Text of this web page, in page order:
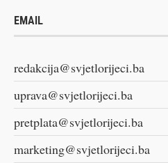
EMAIL
redakcija@svjetlorijeci.ba
uprava@svjetlorijeci.ba
pretplata@svjetlorijeci.ba
marketing@svjetlorijeci.ba